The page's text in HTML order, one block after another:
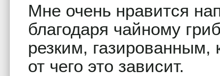
Мне очень нравится
благодаря чайному
резким, газированным,
от чего это зависит.